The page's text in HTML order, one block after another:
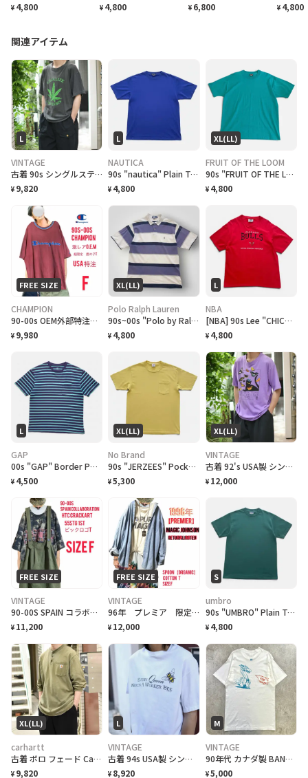
¥ 4,800 ¥ 4,800 ¥ 6,800 ¥ 4,800
関連アイテム
L
VINTAGE
古着 90s シングルステッチ 大麻合法化運動 プリントTシャツ フェード
¥ 9,820
L
NAUTICA
90s "nautica" Plain T-Shirt ノーティカ 無地Tシャツ [L]
¥ 4,800
XL(LL)
FRUIT OF THE LOOM
90s "FRUIT OF THE LOOM BEST" Plain T-Shirt フルーツオブザルーム無地Tシャツ [XL]
¥ 4,800
FREE SIZE
CHAMPION
90-00s OEM外部特注、チャンピオン、刺繍ロゴ鹿子ヘビーウェイトT F フェード
¥ 9,980
XL(LL)
Polo Ralph Lauren
90s~00s "Polo by Ralph Lauren" S/S Border Polo Shirt ラルフローレン ボーダー ポロシャツ [XL]
¥ 4,800
L
NBA
[NBA] 90s Lee "CHICAGO BULLS" embroidered Logo T-Shirt シカゴブルズ Tシャツ [L]
¥ 4,800
L
GAP
00s "GAP" Border Pocket T-Shirts ギャップ ボーダー ポケットTシャツ [L]
¥ 4,500
XL(LL)
No Brand
90s "JERZEES" Pocket T-Shirt ジャージーズ 無地ポケット Tシャツ [XL]
¥5,300
XL(LL)
VINTAGE
古着 92's USA製 シングルステッチ クラフトフェア 記念Tシャツ ネコ
¥ 12,000
FREE SIZE
VINTAGE
90-00S SPAIN コラボHTC crack ワッペンビックロゴ55STG T
¥ 11,200
FREE SIZE
VINTAGE
96年 プレミア 限定品 オーガニックコットン M.ジョンソン復帰記念 T. F
¥ 12,000
S
umbro
90s "UMBRO" Plain T-Shirt アンブロ 無地Tシャツ [S]
¥ 4,800
XL(LL)
carhartt
古着 ボロ フェード Carhartt ロンＴ 長袖Tシャツ ダメージ ポケット
¥ 9,820
L
VINTAGE
古着 94s USA製 シングルステッチ ハチ ジョーク Tシャツ ホワイト
¥ 8,920
M
VINTAGE
90年代 カナダ製 BAND NORWITCH ワンポイントロゴプリントTシャツ メンズM相当 古着 90s VINTAGE ヴィンテージ ドラゴン バックプリント シングルステッチ 白色
¥5,000